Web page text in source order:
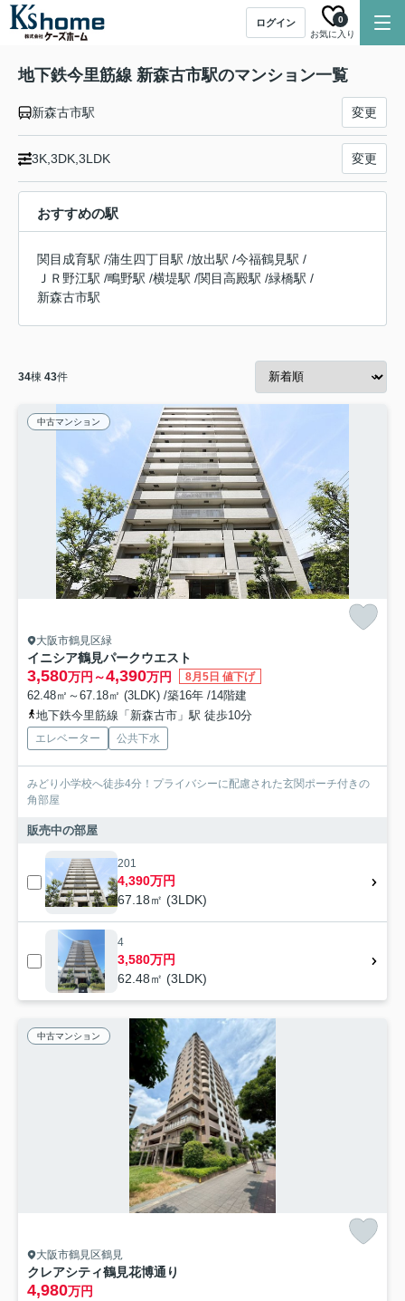
ログイン
お気に入り
0
地下鉄今里筋線 新森古市駅のマンション一覧
新森古市駅 変更
3K,3DK,3LDK 変更
おすすめの駅
関目成育駅 /蒲生四丁目駅 /放出駅 /今福鶴見駅 /
ＪＲ野江駅 /鴫野駅 /横堤駅 /関目高殿駅 /緑橋駅 /
新森古市駅
34棟 43件
中古マンション
大阪市鶴見区緑
イニシア鶴見パークウエスト
3,580万円～4,390万円 8月5日 値下げ
62.48㎡～67.18㎡ (3LDK) /築16年 /14階建
地下鉄今里筋線「新森古市」駅 徒歩10分
エレベーター 公共下水
みどり小学校へ徒歩4分！プライバシーに配慮された玄関ポーチ付きの
角部屋
販売中の部屋
201
4,390万円
67.18㎡ (3LDK)
4
3,580万円
62.48㎡ (3LDK)
中古マンション
大阪市鶴見区鶴見
クレアシティ鶴見花博通り
4,980万円